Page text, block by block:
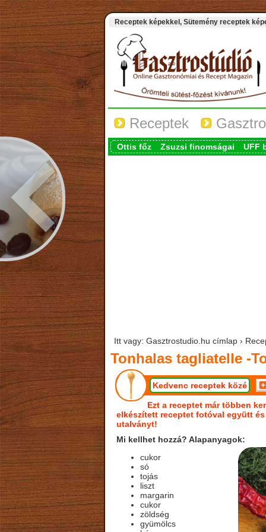
Receptek képekkel, Sütemény receptek
Receptek
Ottis főz Zsuzsi finomságai UFF
Itt vagy: Gasztrostudio.hu címlap ›
Tonhalas tagliatelle -
Kedvenc receptek közé
Ezt a receptet már többen
elkészített receptet fotóval együtt
utalványt!
Mi kellhet hozzá? Alapanyagok:
cukor
só
tojás
liszt
margarin
cukor
zöldség
gyümölcs